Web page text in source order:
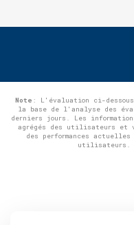
Note : L'évaluation ci-
la base de l'analyse des
derniers jours. Les
agrégés des utilisateurs et
des performances
utilisateurs.